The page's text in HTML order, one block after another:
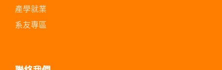
產學就業
系友專區